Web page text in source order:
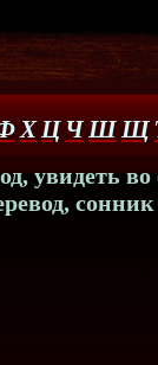
ХЦ ЧШЩ
увидеть во
сонник